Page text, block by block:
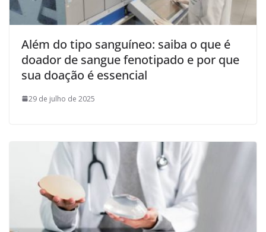
Além do tipo sanguíneo: saiba o que é
doador de sangue fenotipado e por que
sua doação é essencial
29 de julho de 2025